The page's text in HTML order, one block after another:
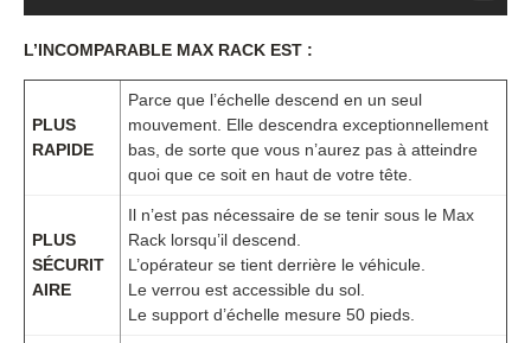
L’INCOMPARABLE MAX RACK EST :
PLUS
RAPIDE
Parce que l’échelle descend en un seul
mouvement. Elle descendra exceptionnellement
bas, de sorte que vous n’aurez pas à atteindre
quoi que ce soit en haut de votre tête.
PLUS
SÉCURIT
AIRE
Il n’est pas nécessaire de se tenir sous le Max
Rack lorsqu’il descend.
L’opérateur se tient derrière le véhicule.
Le verrou est accessible du sol.
Le support d’échelle mesure 50 pieds.